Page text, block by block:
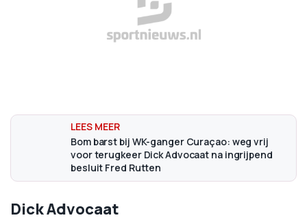
Bom barst bij WK-ganger Curaçao: weg vrij
voor terugkeer Dick Advocaat na ingrijpend
besluit Fred Rutten
Dick Advocaat